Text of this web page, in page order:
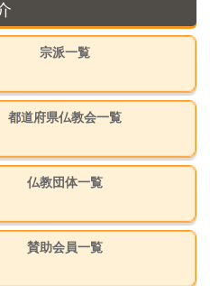
宗派一覧
都道府県仏教会一覧
仏教団体一覧
賛助会員一覧